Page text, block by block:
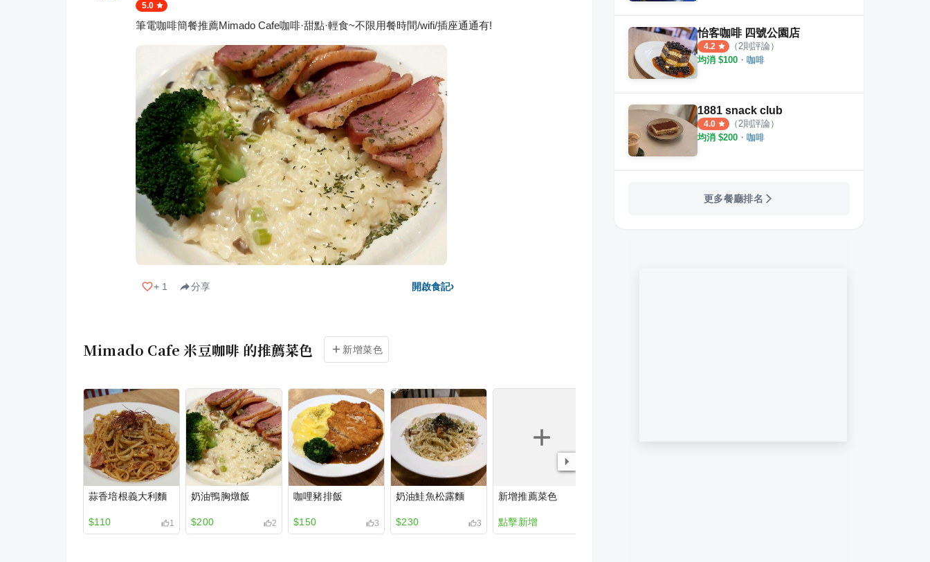
5.0
筆電咖啡簡餐推薦Mimado Cafe咖啡·甜點·輕食~不限用餐時間/wifi/插座通通有!
+ 1 分享 開啟食記›
Mimado Cafe 米豆咖啡 的推薦菜色 新增菜色
蒜香培根義大利麵
$110 1
奶油鴨胸燉飯
$200 2
咖哩豬排飯
$150 3
奶油鮭魚松露麵
$230 3
新增推薦菜色
點擊新增
怡客咖啡 四號公園店
4.2 （ 2則評論）
均消 $100 ・ 咖啡
1881 snack club
4.0 （ 2則評論）
均消 $200 ・ 咖啡
更多餐廳排名